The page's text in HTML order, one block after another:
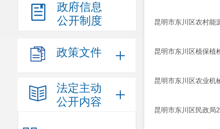
政府信息
公开制度
政策文件
法定主动
公开内容
昆明市东川区农村能
昆明市东川区植保植
昆明市东川区农业机
昆明市东川区民政局